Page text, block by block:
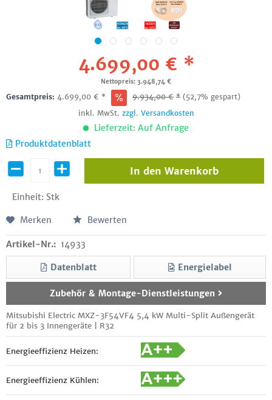
4.699,00 € *
Nettopreis: 3.948,74 €
Gesamtpreis: 4.699,00 € * 9.934,00€ * (52,7% gespart)
inkl. MwSt. zzgl. Versandkosten
Lieferzeit: Auf Anfrage
Produktdatenblatt
Einheit: Stk
In den Warenkorb
Merken Bewerten
Artikel-Nr.: 14933
Datenblatt Energielabel
Zubehör & Montage-Dienstleistungen
Mitsubishi Electric MXZ-3F54VF4 5,4 kW Multi-Split Außengerät
für 2 bis 3 Innengeräte | R32
Energieeffizienz Heizen:
Energieeffizienz Kühlen: